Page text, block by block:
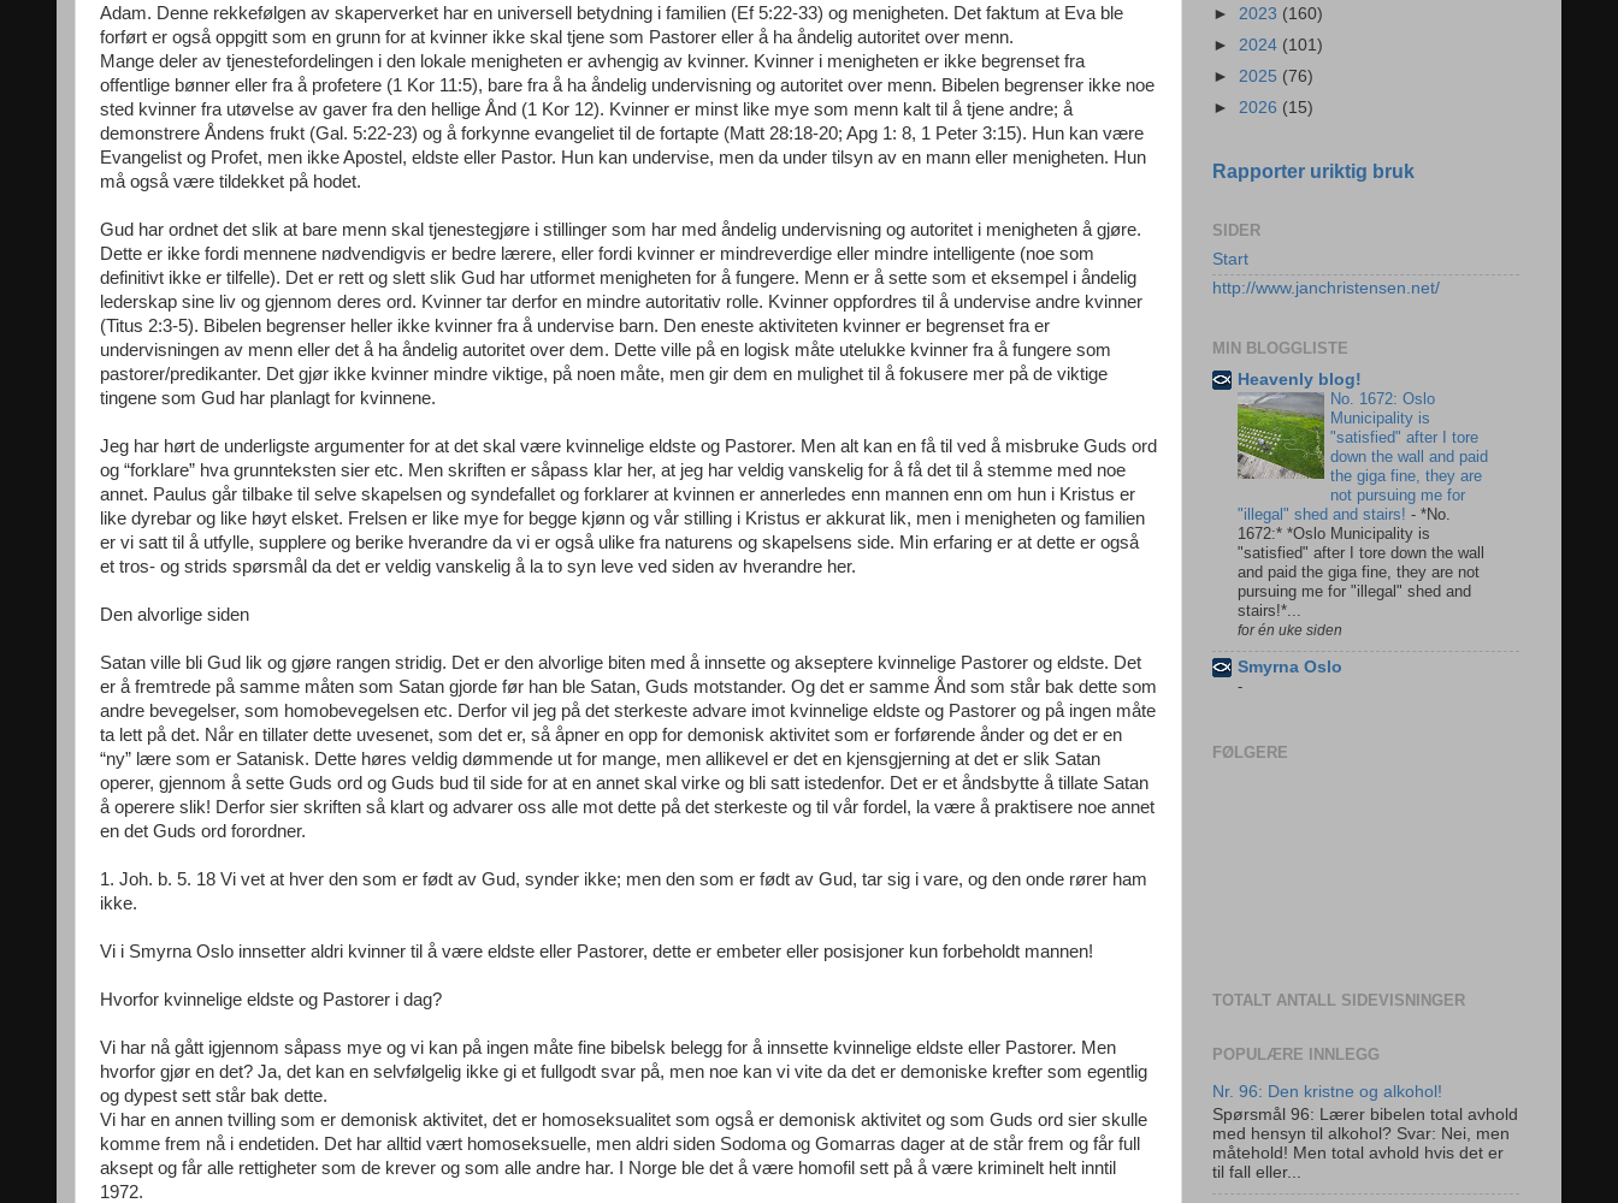
Adam. Denne rekkefølgen av skaperverket har en universell betydning i familien (Ef 5:22-33) og menigheten. Det faktum at Eva ble
forført er også oppgitt som en grunn for at kvinner ikke skal tjene som Pastorer eller å ha åndelig autoritet over menn.
Mange deler av tjenestefordelingen i den lokale menigheten er avhengig av kvinner. Kvinner i menigheten er ikke begrenset fra
offentlige bønner eller fra å profetere (1 Kor 11:5), bare fra å ha åndelig undervisning og autoritet over menn. Bibelen begrenser ikke noe
sted kvinner fra utøvelse av gaver fra den hellige Ånd (1 Kor 12). Kvinner er minst like mye som menn kalt til å tjene andre; å
demonstrere Åndens frukt (Gal. 5:22-23) og å forkynne evangeliet til de fortapte (Matt 28:18-20; Apg 1: 8, 1 Peter 3:15). Hun kan være
Evangelist og Profet, men ikke Apostel, eldste eller Pastor. Hun kan undervise, men da under tilsyn av en mann eller menigheten. Hun
må også være tildekket på hodet.
Gud har ordnet det slik at bare menn skal tjenestegjøre i stillinger som har med åndelig undervisning og autoritet i menigheten å gjøre.
Dette er ikke fordi mennene nødvendigvis er bedre lærere, eller fordi kvinner er mindreverdige eller mindre intelligente (noe som
definitivt ikke er tilfelle). Det er rett og slett slik Gud har utformet menigheten for å fungere. Menn er å sette som et eksempel i åndelig
lederskap sine liv og gjennom deres ord. Kvinner tar derfor en mindre autoritativ rolle. Kvinner oppfordres til å undervise andre kvinner
(Titus 2:3-5). Bibelen begrenser heller ikke kvinner fra å undervise barn. Den eneste aktiviteten kvinner er begrenset fra er
undervisningen av menn eller det å ha åndelig autoritet over dem. Dette ville på en logisk måte utelukke kvinner fra å fungere som
pastorer/predikanter. Det gjør ikke kvinner mindre viktige, på noen måte, men gir dem en mulighet til å fokusere mer på de viktige
tingene som Gud har planlagt for kvinnene.
Jeg har hørt de underligste argumenter for at det skal være kvinnelige eldste og Pastorer. Men alt kan en få til ved å misbruke Guds ord
og “forklare” hva grunnteksten sier etc. Men skriften er såpass klar her, at jeg har veldig vanskelig for å få det til å stemme med noe
annet. Paulus går tilbake til selve skapelsen og syndefallet og forklarer at kvinnen er annerledes enn mannen enn om hun i Kristus er
like dyrebar og like høyt elsket. Frelsen er like mye for begge kjønn og vår stilling i Kristus er akkurat lik, men i menigheten og familien
er vi satt til å utfylle, supplere og berike hverandre da vi er også ulike fra naturens og skapelsens side. Min erfaring er at dette er også
et tros- og strids spørsmål da det er veldig vanskelig å la to syn leve ved siden av hverandre her.
Den alvorlige siden
Satan ville bli Gud lik og gjøre rangen stridig. Det er den alvorlige biten med å innsette og akseptere kvinnelige Pastorer og eldste. Det
er å fremtrede på samme måten som Satan gjorde før han ble Satan, Guds motstander. Og det er samme Ånd som står bak dette som
andre bevegelser, som homobevegelsen etc. Derfor vil jeg på det sterkeste advare imot kvinnelige eldste og Pastorer og på ingen måte
ta lett på det. Når en tillater dette uvesenet, som det er, så åpner en opp for demonisk aktivitet som er forførende ånder og det er en
“ny” lære som er Satanisk. Dette høres veldig dømmende ut for mange, men allikevel er det en kjensgjerning at det er slik Satan
operer, gjennom å sette Guds ord og Guds bud til side for at en annet skal virke og bli satt istedenfor. Det er et åndsbytte å tillate Satan
å operere slik! Derfor sier skriften så klart og advarer oss alle mot dette på det sterkeste og til vår fordel, la være å praktisere noe annet
en det Guds ord forordner.
1. Joh. b. 5. 18 Vi vet at hver den som er født av Gud, synder ikke; men den som er født av Gud, tar sig i vare, og den onde rører ham
ikke.
Vi i Smyrna Oslo innsetter aldri kvinner til å være eldste eller Pastorer, dette er embeter eller posisjoner kun forbeholdt mannen!
Hvorfor kvinnelige eldste og Pastorer i dag?
Vi har nå gått igjennom såpass mye og vi kan på ingen måte fine bibelsk belegg for å innsette kvinnelige eldste eller Pastorer. Men
hvorfor gjør en det? Ja, det kan en selvfølgelig ikke gi et fullgodt svar på, men noe kan vi vite da det er demoniske krefter som egentlig
og dypest sett står bak dette.
Vi har en annen tvilling som er demonisk aktivitet, det er homoseksualitet som også er demonisk aktivitet og som Guds ord sier skulle
komme frem nå i endetiden. Det har alltid vært homoseksuelle, men aldri siden Sodoma og Gomarras dager at de står frem og får full
aksept og får alle rettigheter som de krever og som alle andre har. I Norge ble det å være homofil sett på å være kriminelt helt inntil
1972.
► 2023 (160)
► 2024 (101)
► 2025 (76)
► 2026 (15)
Rapporter uriktig bruk
SIDER
Start
http://www.janchristensen.net/
MIN BLOGGLISTE
Heavenly blog!
No. 1672: Oslo
Municipality is
"satisfied" after I tore
down the wall and paid
the giga fine, they are
not pursuing me for
"illegal" shed and stairs! - *No.
1672:* *Oslo Municipality is
"satisfied" after I tore down the wall
and paid the giga fine, they are not
pursuing me for "illegal" shed and
stairs!*...
for én uke siden
Smyrna Oslo
-
FØLGERE
TOTALT ANTALL SIDEVISNINGER
POPULÆRE INNLEGG
Nr. 96: Den kristne og alkohol!
Spørsmål 96: Lærer bibelen total avhold
med hensyn til alkohol? Svar: Nei, men
måtehold! Men total avhold hvis det er
til fall eller...